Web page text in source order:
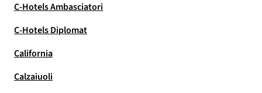
C-Hotels Ambasciatori
C-Hotels Diplomat
California
Calzaiuoli